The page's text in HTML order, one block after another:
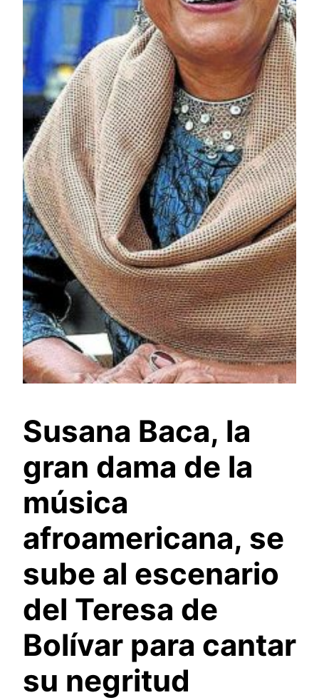
Susana Baca, la
gran dama de la
música
afroamericana, se
sube al escenario
del Teresa de
Bolívar para cantar
su negritud